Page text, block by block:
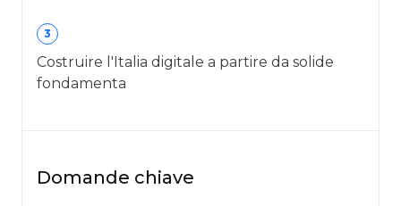
3
Costruire l'Italia digitale a partire da solide
fondamenta
Domande chiave